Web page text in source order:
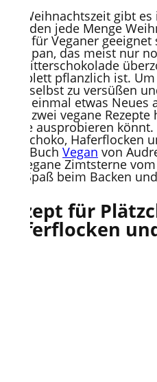
Zur Weihnachtszeit gibt
Bioläden jede Menge
auch für Veganer
Marzipan, das meist nur
Zartbitterschokolade
komplett pflanzlich ist.
aber selbst zu versüßen
auch einmal etwas
Euch zwei vegane
gerne ausprobieren
mit Schoko, Haferflocken
dem Buch Vegan von
für vegane Zimtsterne
Viel Spaß beim Backen
Rezept für
Haferflocken